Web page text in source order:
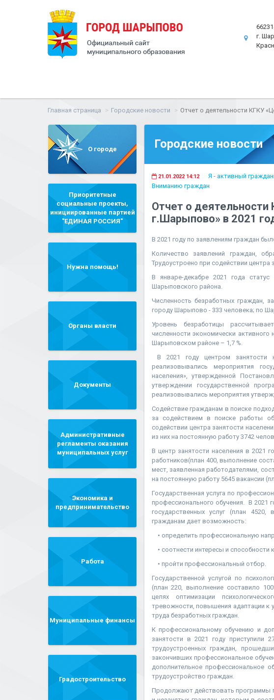
г.
Главная страница Городские новости Отчет о деятельности КГКУ
О городе
Приоритетные
социальные проекты,
инициированные партией
"ЕДИНАЯ РОССИЯ"
Нужна помощь!
Органы власти
Документы
Административные
регламенты оказания
муниципальных услуг
Экономика и
предпринимательство
Работа
Муниципальные финансы
Градостроительство
Городские новости
21.01.2022 14:12 Я - активный
Вниманию граждан
Отчет о деятельности
г.Шарыпово» в 2021
В 2021 году по заявлениям граждан
Количество заявлений граждан,
Трудоустроено при содействии центра
В январе-декабре 2021 года
Шарыповского района.
Численность безработных граждан,
городу Шарыпово - 333 человека; по
Уровень безработицы
численности экономически
Шарыповском районе – 1,7 %.
В 2021 году центром занятости
реализовывались мероприятия
населения», утвержденной
утверждении государственной
реализовывались мероприятия
Содействие гражданам в поиске
за содействием в поиске работы
содействии центра занятости
из них на постоянную работу 3742
В центр занятости населения в 2021
работников(план 400, выполнение
мест, заявленная работодателями,
на постоянную работу 5645 вакансии
Государственная услуга по
профессионального обучения. В
государственных услуг (план 4520,
гражданам дает возможность:
• определить профессиональную
• соотнести интересы и
• пройти профессиональный отбор.
Государственной услугой по
(план 220, выполнение составило
целях оптимизации
тревожности, повышения адаптации к
труда безработных граждан.
К профессиональному обучению и
занятости в 2021 году приступили
трудоустроенных граждан,
закончивших профессиональное
дополнительное профессиональное
трудоустройство граждан.
Продолжают действовать программы